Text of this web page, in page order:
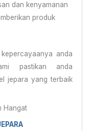
dan kenyamanan
produk
anda
pastikan anda
jepara yang terbaik
Hangat